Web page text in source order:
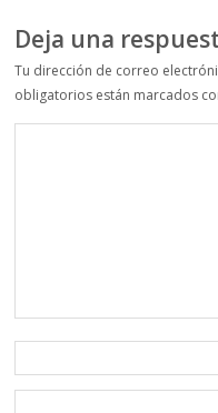
Deja una
Tu dirección de correo
obligatorios están marcados